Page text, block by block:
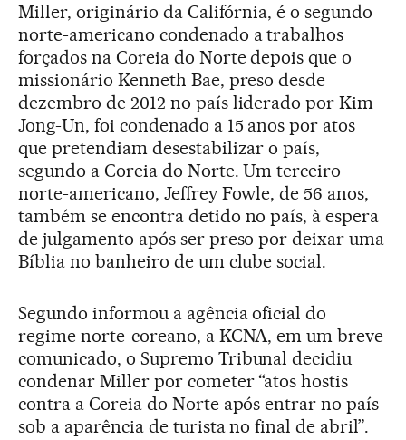
Miller, originário da Califórnia, é o segundo
norte-americano condenado a trabalhos
forçados na Coreia do Norte depois que o
missionário Kenneth Bae, preso desde
dezembro de 2012 no país liderado por Kim
Jong-Un, foi condenado a 15 anos por atos
que pretendiam desestabilizar o país,
segundo a Coreia do Norte. Um terceiro
norte-americano, Jeffrey Fowle, de 56 anos,
também se encontra detido no país, à espera
de julgamento após ser preso por deixar uma
Bíblia no banheiro de um clube social.
Segundo informou a agência oficial do
regime norte-coreano, a KCNA, em um breve
comunicado, o Supremo Tribunal decidiu
condenar Miller por cometer “atos hostis
contra a Coreia do Norte após entrar no país
sob a aparência de turista no final de abril”.